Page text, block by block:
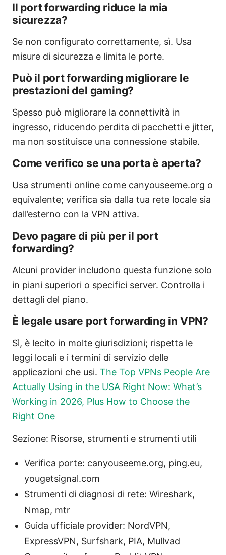
Il port forwarding riduce la mia
sicurezza?
Se non configurato correttamente, sì. Usa
misure di sicurezza e limita le porte.
Può il port forwarding migliorare le
prestazioni del gaming?
Spesso può migliorare la connettività in
ingresso, riducendo perdita di pacchetti e jitter,
ma non sostituisce una connessione stabile.
Come verifico se una porta è aperta?
Usa strumenti online come canyouseeme.org o
equivalente; verifica sia dalla tua rete locale sia
dall’esterno con la VPN attiva.
Devo pagare di più per il port
forwarding?
Alcuni provider includono questa funzione solo
in piani superiori o specifici server. Controlla i
dettagli del piano.
È legale usare port forwarding in VPN?
Sì, è lecito in molte giurisdizioni; rispetta le
leggi locali e i termini di servizio delle
applicazioni che usi. The Top VPNs People Are
Actually Using in the USA Right Now: What’s
Working in 2026, Plus How to Choose the
Right One
Sezione: Risorse, strumenti e strumenti utili
Verifica porte: canyouseeme.org, ping.eu,
yougetsignal.com
Strumenti di diagnosi di rete: Wireshark,
Nmap, mtr
Guida ufficiale provider: NordVPN,
ExpressVPN, Surfshark, PIA, Mullvad